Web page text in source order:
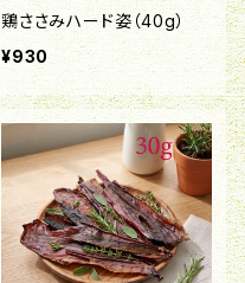
鶏ささみハード姿（40g）
¥930